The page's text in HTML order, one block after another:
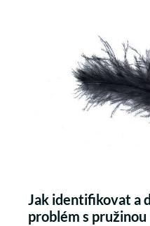
Jak identifikovat a
problém s ‍pružinou